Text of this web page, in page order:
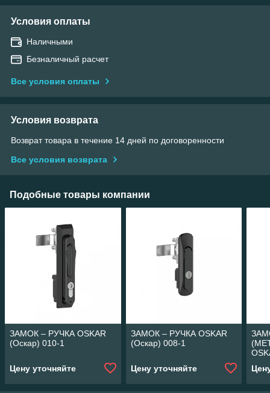
Условия оплаты
Наличными
Безналичный расчет
Все условия оплаты
Условия возврата
Возврат товара в течение 14 дней по договоренности
Все условия возврата
Подобные товары компании
ЗАМОК – РУЧКА OSKAR
(Оскар) 010-1
Цену уточняйте
ЗАМОК – РУЧКА OSKAR
(Оскар) 008-1
Цену уточняйте